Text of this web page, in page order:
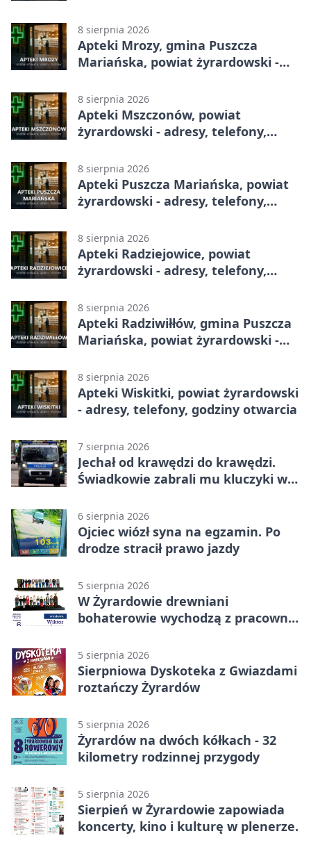
8 sierpnia 2026
Apteki Mrozy, gmina Puszcza
Mariańska, powiat żyrardowski -
8 sierpnia 2026
Apteki Mszczonów, powiat
żyrardowski - adresy, telefony,
8 sierpnia 2026
Apteki Puszcza Mariańska, powiat
żyrardowski - adresy, telefony,
8 sierpnia 2026
Apteki Radziejowice, powiat
żyrardowski - adresy, telefony,
8 sierpnia 2026
Apteki Radziwiłłów, gmina Puszcza
Mariańska, powiat żyrardowski -
8 sierpnia 2026
Apteki Wiskitki, powiat żyrardowski
- adresy, telefony, godziny otwarcia
7 sierpnia 2026
Jechał od krawędzi do krawędzi.
Świadkowie zabrali mu kluczyki w
6 sierpnia 2026
Ojciec wiózł syna na egzamin. Po
drodze stracił prawo jazdy
5 sierpnia 2026
W Żyrardowie drewniani
bohaterowie wychodzą z pracowni
5 sierpnia 2026
Sierpniowa Dyskoteka z Gwiazdami
roztańczy Żyrardów
5 sierpnia 2026
Żyrardów na dwóch kółkach - 32
kilometry rodzinnej przygody
5 sierpnia 2026
Sierpień w Żyrardowie zapowiada
koncerty, kino i kulturę w plenerze.